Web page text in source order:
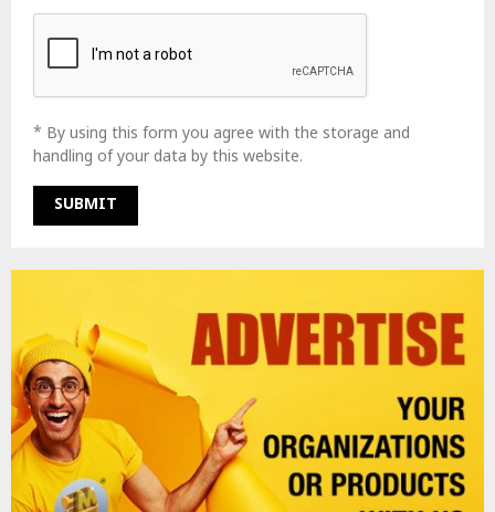
* By using this form you agree with the storage and
handling of your data by this website.